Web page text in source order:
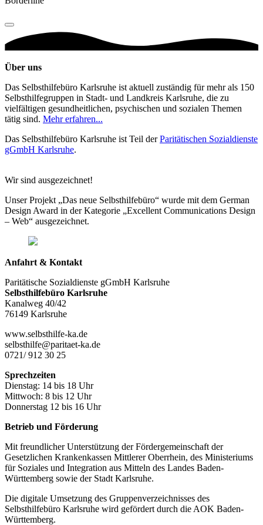
Über uns
Das Selbsthilfebüro Karlsruhe ist aktuell zuständig für mehr als 150
Selbsthilfegruppen in Stadt- und Landkreis Karlsruhe, die zu
vielfältigen gesundheitlichen, psychischen und sozialen Themen
tätig sind. Mehr erfahren...
Das Selbsthilfebüro Karlsruhe ist Teil derParitätischen Sozialdienste
gGmbH Karlsruhe.
Wir sind ausgezeichnet!
Unser Projekt „Das neue Selbsthilfebüro“ wurde mit dem German
Design Award in der Kategorie „Excellent Communications Design
– Web“ ausgezeichnet.
Anfahrt & Kontakt
Paritätische Sozialdienste gGmbH Karlsruhe
Selbsthilfebüro Karlsruhe
Kanalweg 40/42
76149 Karlsruhe
www.selbsthilfe-ka.de
selbsthilfe@paritaet-ka.de
0721/ 912 30 25
Sprechzeiten
Dienstag: 14 bis 18 Uhr
Mittwoch: 8 bis 12 Uhr
Donnerstag 12 bis 16 Uhr
Betrieb und Förderung
Mit freundlicher Unterstützung der Fördergemeinschaft der
Gesetzlichen Krankenkassen Mittlerer Oberrhein, des Ministeriums
für Soziales und Integration aus Mitteln des Landes Baden-
Württemberg sowie der Stadt Karlsruhe.
Die digitale Umsetzung des Gruppen­verzeichnisses des
Selbsthilfebüro Karlsruhe wird gefördert durch die AOK Baden-
Württemberg.